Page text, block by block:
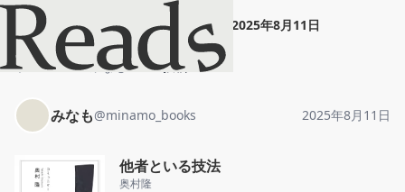
みなも" 他者といる技法 2025年8月11日
ホーム みなも 投稿
みなも@minamo_books 2025年8月11日
他者といる技法
奥村隆